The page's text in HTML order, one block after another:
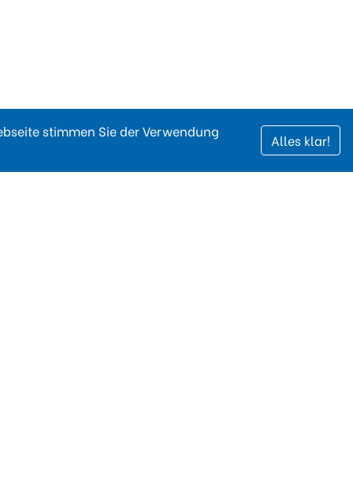
stimmen Sie der Verwendung
Alles klar!